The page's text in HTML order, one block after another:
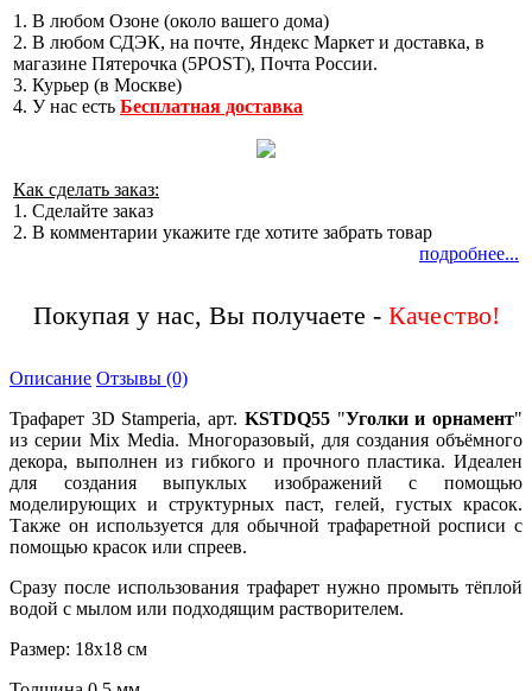
1. В любом Озоне (около вашего дома)
2. В любом СДЭК, на почте, Яндекс Маркет и доставка, в
магазине Пятерочка (5POST), Почта России.
3. Курьер (в Москве)
4. У нас есть Бесплатная доставка
Как сделать заказ:
1. Сделайте заказ
2. В комментарии укажите где хотите забрать товар
подробнее...
Покупая у нас, Вы получаете - Качество!
Описание Отзывы (0)
Трафарет 3D Stamperia, арт. KSTDQ55"Уголки и орнамент"
из серии Mix Media. Многоразовый, для создания объёмного
декора, выполнен из гибкого и прочного пластика. Идеален
для создания выпуклых изображений с помощью
моделирующих и структурных паст, гелей, густых красок.
Также он используется для обычной трафаретной росписи с
помощью красок или спреев.
Сразу после использования трафарет нужно промыть тёплой
водой с мылом или подходящим растворителем.
Размер: 18х18 см